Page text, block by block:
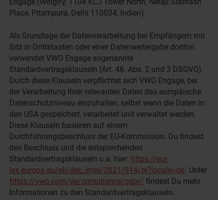
Place, Pitampura, Delhi 110034, Indien).
Als Grundlage der Datenverarbeitung bei Empfängern mit
Sitz in Drittstaaten oder einer Datenweitergabe dorthin
verwendet VWO Engage sogenannte
Standardvertragsklauseln (Art. 46. Abs. 2 und 3 DSGVO).
Durch diese Klauseln verpflichtet sich VWO Engage, bei
der Verarbeitung Ihrer relevanten Daten das europäische
Datenschutzniveau einzuhalten, selbst wenn die Daten in
den USA gespeichert, verarbeitet und verwaltet werden.
Diese Klauseln basieren auf einem
Durchführungsbeschluss der EU-Kommission. Du findest
den Beschluss und die entsprechenden
Standardvertragsklauseln u.a. hier: https://eur-
lex.europa.eu/eli/dec_impl/2021/914/oj?locale=de. Unter
https://vwo.com/de/compliance/gdpr/ findest Du mehr
Informationen zu den Standardvertragsklauseln.